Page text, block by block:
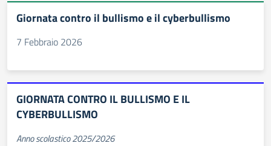
Giornata contro il bullismo e il cyberbullismo
7 Febbraio 2026
GIORNATA CONTRO IL BULLISMO E IL
CYBERBULLISMO
Anno scolastico 2025/2026